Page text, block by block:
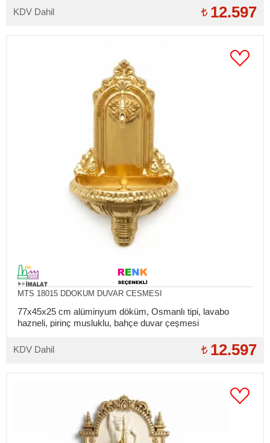
KDV Dahil 12.597
MTS 18015 DDOKUM DUVAR CESMESI
77x45x25 cm alüminyum döküm, Osmanlı tipi, lavabo
hazneli, pirinç musluklu, bahçe duvar çeşmesi
KDV Dahil 12.597